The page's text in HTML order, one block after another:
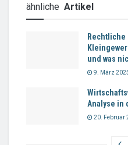
ähnliche Artikel
und was
9. März
Analyse in
20. Februar